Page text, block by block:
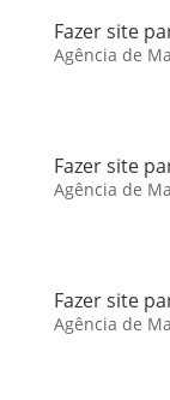
Fazer site
Agência de
Fazer site
Agência de
Fazer site
Agência de